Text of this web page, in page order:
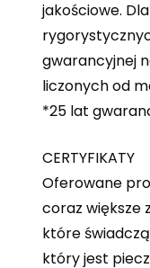
jakościowe.
gwarancyjnej
liczonych od
*25 lat
CERTYFIKATY
Oferowane
coraz większe
które
który jest